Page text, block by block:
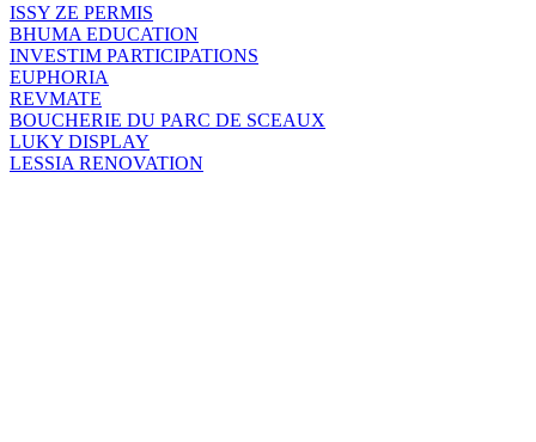
ISSY ZE PERMIS
BHUMA EDUCATION
INVESTIM PARTICIPATIONS
EUPHORIA
REVMATE
BOUCHERIE DU PARC DE SCEAUX
LUKY DISPLAY
LESSIA RENOVATION